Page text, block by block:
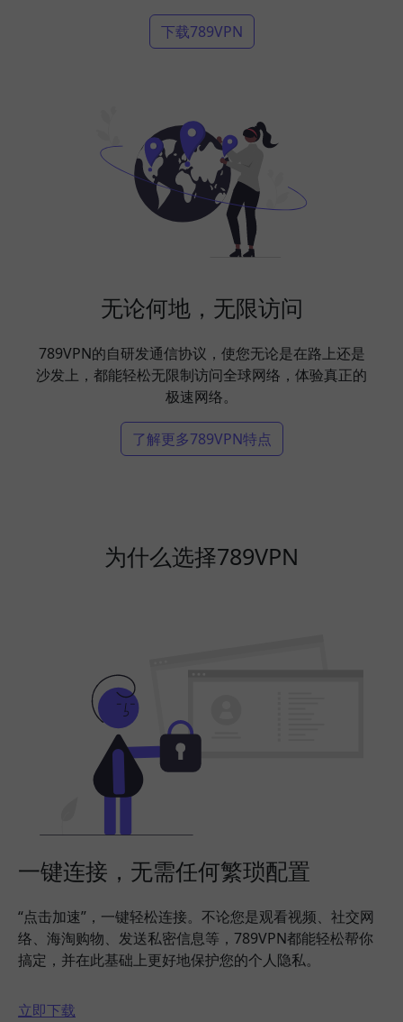
下载789VPN
无论何地，无限访问
789VPN的自研发通信协议，使您无论是在路上还是
沙发上，都能轻松无限制访问全球网络，体验真正的
极速网络。
了解更多789VPN特点
为什么选择789VPN
一键连接，无需任何繁琐配置
“点击加速”，一键轻松连接。不论您是观看视频、社交网
络、海淘购物、发送私密信息等，789VPN都能轻松帮你
搞定，并在此基础上更好地保护您的个人隐私。
立即下载